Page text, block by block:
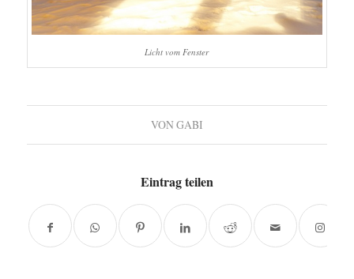
Licht vom Fenster
VONGABI
Eintrag teilen